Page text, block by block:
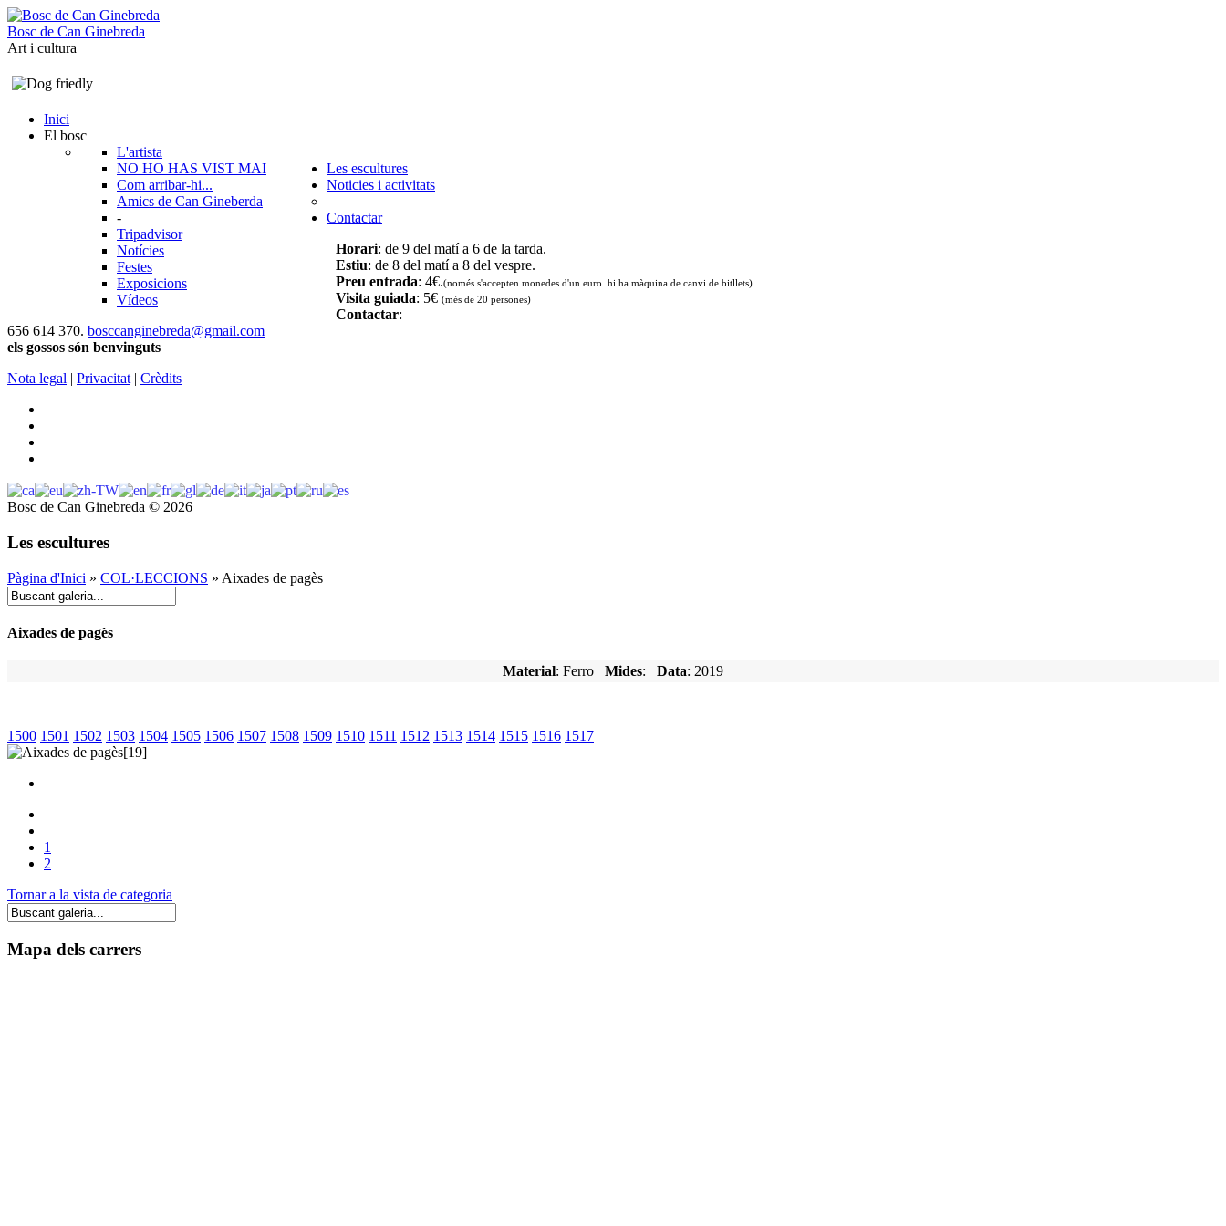
Bosc de Can Ginebreda
Art i cultura
Inici
El bosc
L'artista
NO HO HAS VIST MAI
Com arribar-hi...
Amics de Can Gineberda
-
Tripadvisor
Les escultures
Noticies i activitats
Notícies
Festes
Exposicions
Vídeos
Contactar
Horari: de 9 del matí a 6 de la tarda.
Estiu: de 8 del matí a 8 del vespre.
Preu entrada: 4€.(només s'accepten monedes d'un euro. hi ha màquina de canvi de bitllets)
Visita guiada: 5€ (més de 20 persones)
Contactar:
656 614 370. bosccanginebreda@gmail.com
els gossos són benvinguts
Nota legal | Privacitat | Crèdits
Bosc de Can Ginebreda © 2026
Les escultures
Pàgina d'Inici » COL·LECCIONS » Aixades de pagès
Aixades de pagès
Material: Ferro Mides: Data: 2019
1500 1501 1502 1503 1504 1505 1506 1507 1508 1509 1510 1511 1512 1513 1514 1515 1516 1517
1
2
Tornar a la vista de categoria
Mapa dels carrers